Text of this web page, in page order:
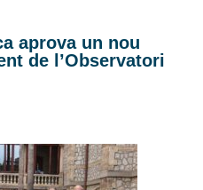
aprova un nou
de l’Observatori